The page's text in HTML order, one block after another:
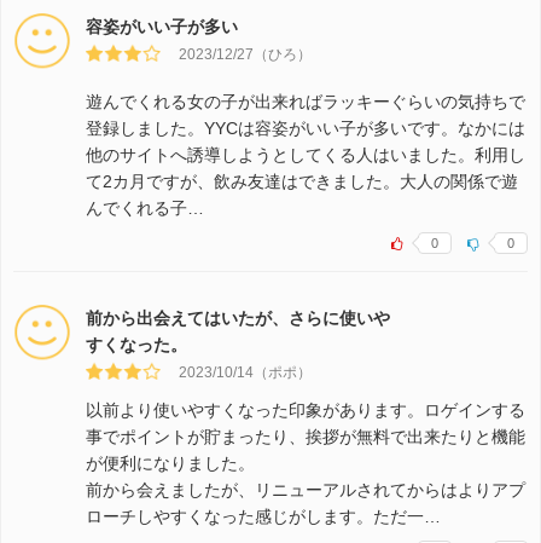
容姿がいい子が多い
2023/12/27（ひろ）
遊んでくれる女の子が出来ればラッキーぐらいの気持ちで
登録しました。YYCは容姿がいい子が多いです。なかには
他のサイトへ誘導しようとしてくる人はいました。利用し
て2カ月ですが、飲み友達はできました。大人の関係で遊
んでくれる子…
0 0
前から出会えてはいたが、さらに使いや
すくなった。
2023/10/14（ポポ）
以前より使いやすくなった印象があります。ロゲインする
事でポイントが貯まったり、挨拶が無料で出来たりと機能
が便利になりました。
前から会えましたが、リニューアルされてからはよりアプ
ローチしやすくなった感じがします。ただ一…